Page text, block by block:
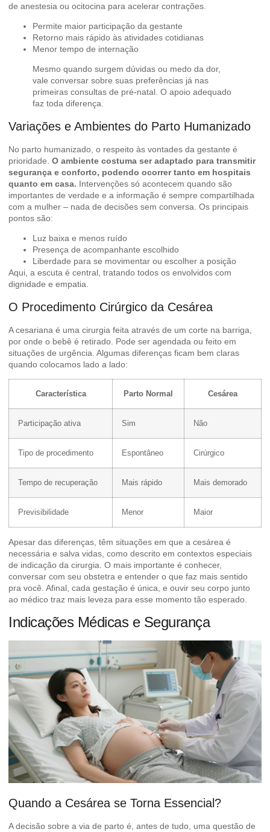
de anestesia ou ocitocina para acelerar contrações.
Permite maior participação da gestante
Retorno mais rápido às atividades cotidianas
Menor tempo de internação
Mesmo quando surgem dúvidas ou medo da dor,
vale conversar sobre suas preferências já nas
primeiras consultas de pré-natal. O apoio adequado
faz toda diferença.
Variações e Ambientes do Parto Humanizado
No parto humanizado, o respeito às vontades da gestante é
prioridade. O ambiente costuma ser adaptado para transmitir
segurança e conforto, podendo ocorrer tanto em hospitais
quanto em casa. Intervenções só acontecem quando são
importantes de verdade e a informação é sempre compartilhada
com a mulher – nada de decisões sem conversa. Os principais
pontos são:
Luz baixa e menos ruído
Presença de acompanhante escolhido
Liberdade para se movimentar ou escolher a posição
Aqui, a escuta é central, tratando todos os envolvidos com
dignidade e empatia.
O Procedimento Cirúrgico da Cesárea
A cesariana é uma cirurgia feita através de um corte na barriga,
por onde o bebê é retirado. Pode ser agendada ou feito em
situações de urgência. Algumas diferenças ficam bem claras
quando colocamos lado a lado:
Característica Parto Normal Cesárea
Participação ativa Sim Não
Tipo de procedimento Espontâneo Cirúrgico
Tempo de recuperação Mais rápido Mais demorado
Previsibilidade Menor Maior
Apesar das diferenças, têm situações em que a cesárea é
necessária e salva vidas, como descrito em contextos especiais
de indicação da cirurgia . O mais importante é conhecer,
conversar com seu obstetra e entender o que faz mais sentido
pra você. Afinal, cada gestação é única, e ouvir seu corpo junto
ao médico traz mais leveza para esse momento tão esperado.
Indicações Médicas e Segurança
Quando a Cesárea se Torna Essencial?
A decisão sobre a via de parto é, antes de tudo, uma questão de